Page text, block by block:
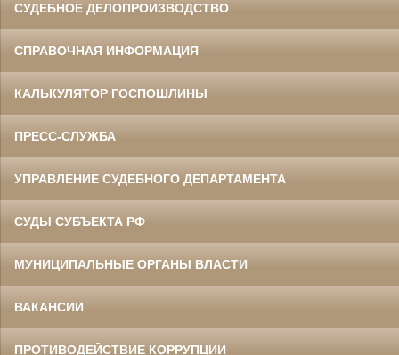
СУДЕБНОЕ ДЕЛОПРОИЗВОДСТВО
СПРАВОЧНАЯ ИНФОРМАЦИЯ
КАЛЬКУЛЯТОР ГОСПОШЛИНЫ
ПРЕСС-СЛУЖБА
УПРАВЛЕНИЕ СУДЕБНОГО ДЕПАРТАМЕНТА
СУДЫ СУБЪЕКТА РФ
МУНИЦИПАЛЬНЫЕ ОРГАНЫ ВЛАСТИ
ВАКАНСИИ
ПРОТИВОДЕЙСТВИЕ КОРРУПЦИИ